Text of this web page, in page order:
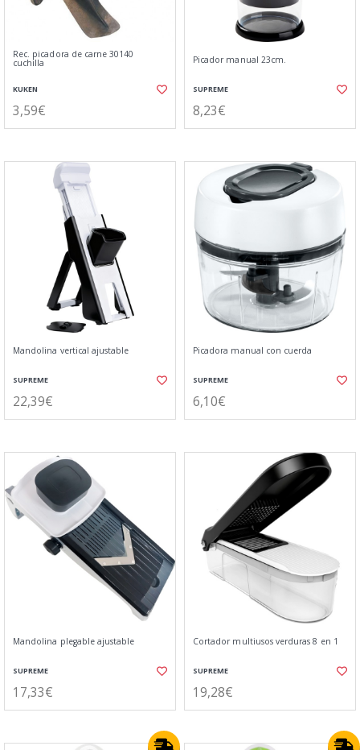
Rec. picadora de carne 30140
cuchilla
KUKEN
3,59€
Picador manual 23cm.
SUPREME
8,23€
Mandolina vertical ajustable
SUPREME
22,39€
Picadora manual con cuerda
SUPREME
6,10€
Mandolina plegable ajustable
SUPREME
17,33€
Cortador multiusos verduras 8 en 1
SUPREME
19,28€